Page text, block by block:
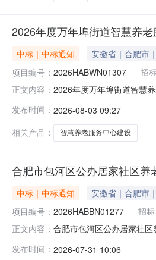
2026年度万年埠街道智慧养
中标｜中标通知 安徽省｜合肥市
项目编号： 2026HABWN01307 招
正文内容： 2026年度万年埠街道智慧
2026年08月03日
发布时间： 2026-08-03 09:27
相关产品：
智慧养老服务中心建设
合肥市包河区公办居家社区
中标｜中标通知 安徽省｜合肥市
项目编号： 2026HABBN01277 招标
正文内容： 合肥市包河区公办居家社
单：管锦付,张斌,汤雨濛合
发布时间： 2026-07-31 10:06